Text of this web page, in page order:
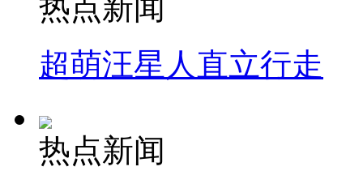
热点新闻
超萌汪星人直立行走
热点新闻